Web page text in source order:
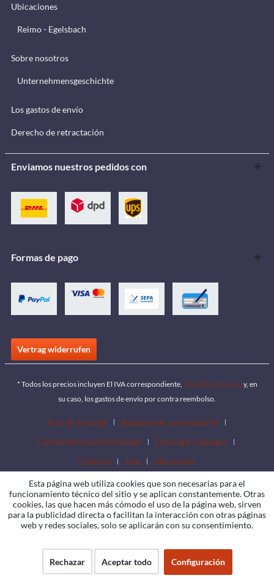
Ubicaciones
Reimo - Egelsbach
Sobre nosotros
Unternehmensgeschichte
Los gastos de envío
Derecho de retractación
Enviamos nuestros pedidos con
Formas de pago
Vertrag widerrufen
* Todos los precios incluyen El IVA correspondiente, los gastos de envío y, en
su caso, los gastos de envío por contra reembolso.
Área de descarga
Búsqueda de concesionarios
Conviértete en un distribuidor
Descargar catálogos
Contacto
Jobs Ubicaciones
Esta página web utiliza cookies que son necesarias para el
funcionamiento técnico del sitio y se aplican constantemente. Otras
cookies, las que hacen más cómodo el uso de la página web, sirven
para la publicidad directa o facilitan la interacción con otras páginas
web y redes sociales, solo se aplicarán con su consentimiento.
Rechazar Aceptar todo Configuración